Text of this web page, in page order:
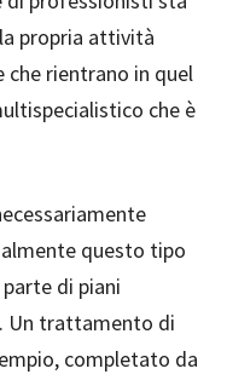
propria attività
che rientrano in quel
che è
questo tipo
di piani
Un trattamento di
completato da